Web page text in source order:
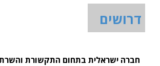
דרושים
חברה ישראלית בתחום התקשורת